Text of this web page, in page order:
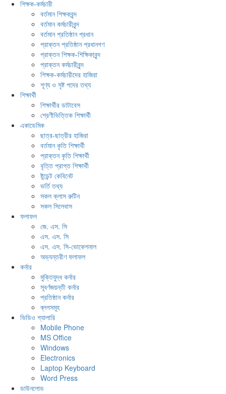
শিক্ষক-কর্মচারী
বর্তমান শিক্ষকবৃন্দ
বর্তমান কর্মচারীবৃন্দ
বর্তমান প্রতিষ্ঠান প্রধান
প্রাক্তন প্রতিষ্ঠান প্রধানগণ
প্রাক্তন শিক্ষক-শিক্ষিকাবৃন্দ
প্রাক্তন কর্মচারীবৃন্দ
শিক্ষক-কর্মচারীদের হাজিরা
শূণ্য ও সৃষ্ট পদের তথ্য
শিক্ষার্থী
শিক্ষার্থীর ডাটাবেস
শ্রেণীভিত্তিক শিক্ষার্থী
একাডেমিক
ছাত্র-ছাত্রীর হাজিরা
বর্তমান কৃতি শিক্ষার্থী
প্রাক্তন কৃতি শিক্ষার্থী
বৃত্তি প্রাপ্ত শিক্ষার্থী
ষ্টুডেন্ট কেবিনেট
ভর্তি তথ্য
সকল ক্লাস রুটিন
সকল সিলেবাস
ফলাফল
জে. এস. সি
এস. এস. সি
এস. এস. সি-ভোকেশনাল
অভ্যন্তরীণ ফলাফল
কর্নার
মুক্তিযুদ্ধ কর্নার
সূবর্ণজয়ন্তী কর্নার
প্রতিষ্ঠান কর্নার
ব্লগসমূহ
ভিডিও গ্যালারি
Mobile Phone
MS Office
Windows
Electronics
Laptop Keyboard
Word Press
ডাউনলোড